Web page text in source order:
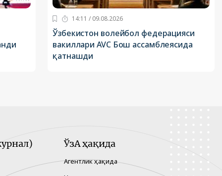
14:11 / 09.08.2026
Ўзбекистон волейбол федерацияси
вакиллари AVC Бош ассамблеясида
қатнашди
ЎзА ҳақида
Агентлик ҳақида